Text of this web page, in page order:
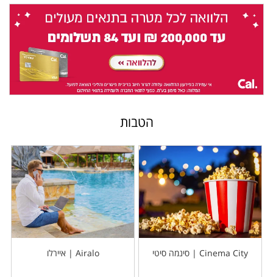
הטבות
Cinema City | סינמה סיטי Airalo | איירלו